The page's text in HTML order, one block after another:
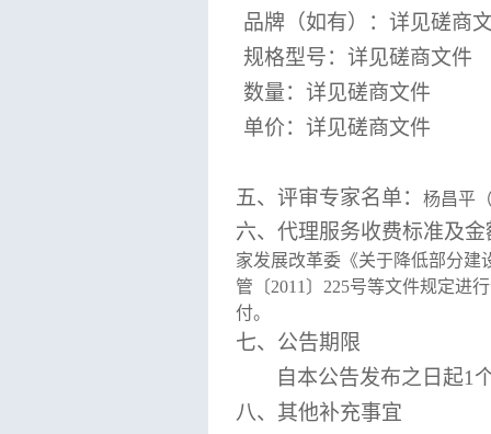
品牌（如有）： 详见磋商
规格型号： 详见磋商文件
数量： 详见磋商文件
单价： 详见磋商文件
五、评审专家名单： 杨昌平
六、代理服务收费标准及金
家发展改革委《关于降低部分建
管〔2011〕225号等文件规定进
付。
七、公告期限
自本公告发布之日起1
八、 其他补充事宜